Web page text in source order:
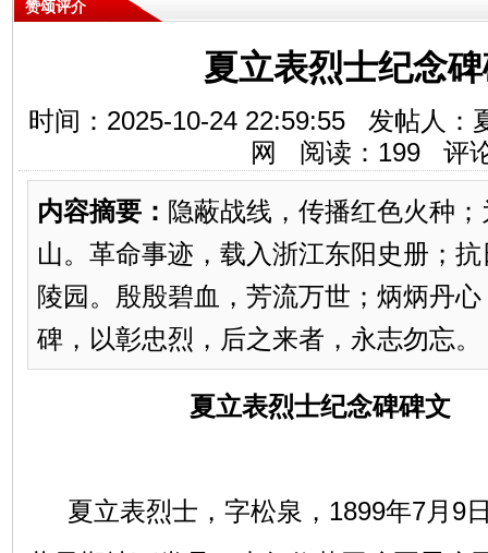
赞颂评介
夏立表烈士纪念
时间：2025-10-24 22:59:55 发帖人
网 阅读： 199评
内容摘要： 隐蔽战线，传播红色火种
山。革命事迹，载入浙江东阳史册；
陵园。殷殷碧血，芳流万世；炳炳丹
碑，以彰忠烈，后之来者，永志勿忘。
夏立表烈士纪念碑碑文
夏立表烈士，字松泉， 1899年7月9